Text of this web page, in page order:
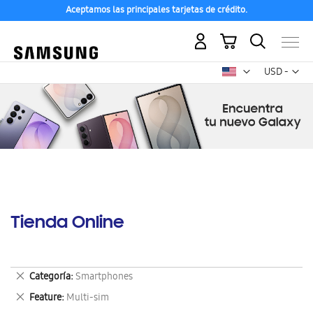
Aceptamos las principales tarjetas de crédito.
USD -
dólar
Mi carrito
Tienda Online
Categoría Smartphones
Eliminar
este
artículo
Feature Multi-sim
Eliminar